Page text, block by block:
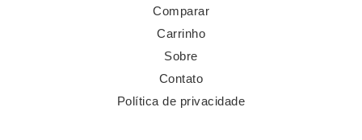
Comparar
Carrinho
Sobre
Contato
Política de privacidade